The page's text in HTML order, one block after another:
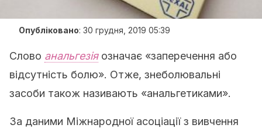
Опубліковано: 30 грудня, 2019 05:39
Слово анальгезіяозначає «заперечення або
відсутність болю». Отже, знеболювальні
засоби також називають «анальгетиками».
За даними Міжнародної асоціації з вивчення